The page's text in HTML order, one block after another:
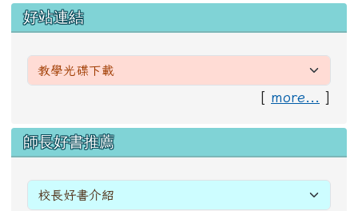
左邊區域內容
好站連結
[ more... ]
右邊區域內容
師長好書推薦